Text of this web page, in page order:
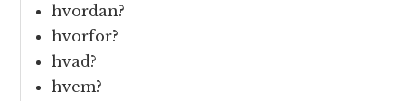
hvordan?
hvorfor?
hvad?
hvem?